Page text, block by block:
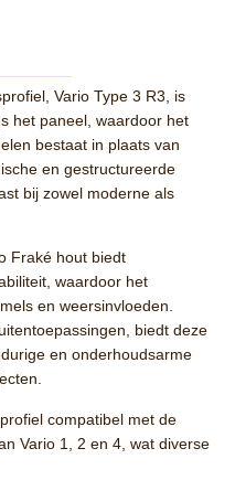
Vario Type 3 R3 , is
het paneel , waardoor het
bestaat in plaats van
en gestructureerde
bij zowel moderne als
Fraké hout biedt
, waardoor het
en weersinvloeden.
biedt deze
en onderhoudsarme
compatibel met de
Vario 1, 2 en 4 , wat diverse